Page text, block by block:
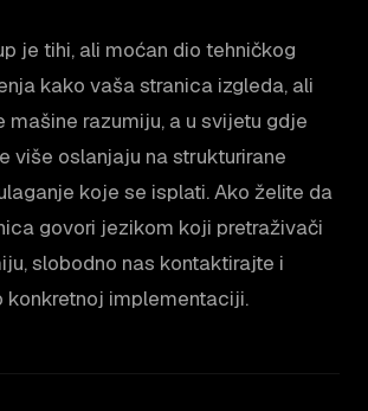
je tihi, ali moćan dio tehničkog
kako vaša stranica izgleda, ali
mašine razumiju, a u svijetu gdje
više oslanjaju na strukturirane
koje se isplati. Ako želite da
govori jezikom koji pretraživači
slobodno nas kontaktirajte i
konkretnoj implementaciji.